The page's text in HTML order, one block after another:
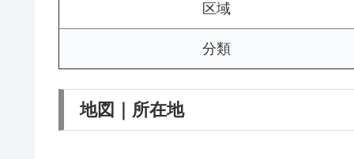
区域
分類
地図｜所在地